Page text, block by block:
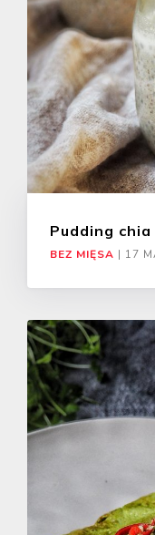
Pudding chia
BEZ MIĘSA | 17